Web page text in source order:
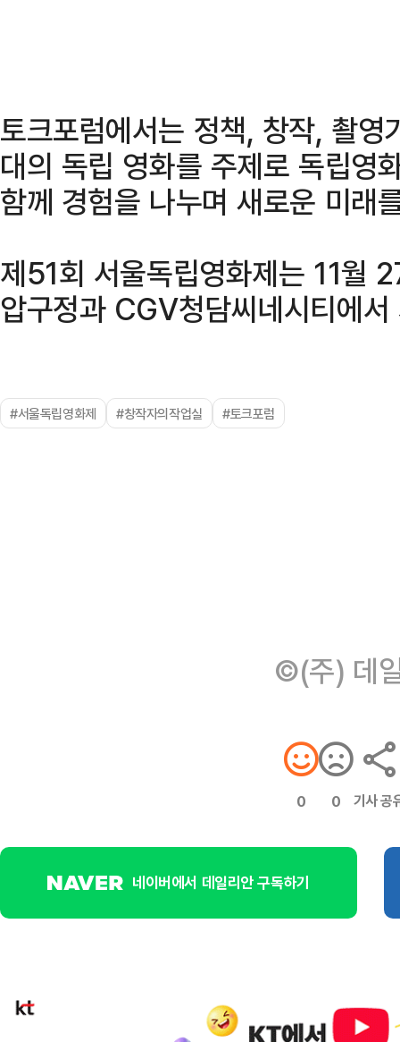
토크포럼에서는 정책, 창작, 촬
대의 독립 영화를 주제로 독립영
함께 경험을 나누며 새로운 미래
제51회 서울독립영화제는 11월
압구정과 CGV청담씨네시티에서
#서울독립영화제 #창작자의작업실 #토크포럼
©(주) 데
0 0 기사 공
네이버에서 데일리안 구독하기